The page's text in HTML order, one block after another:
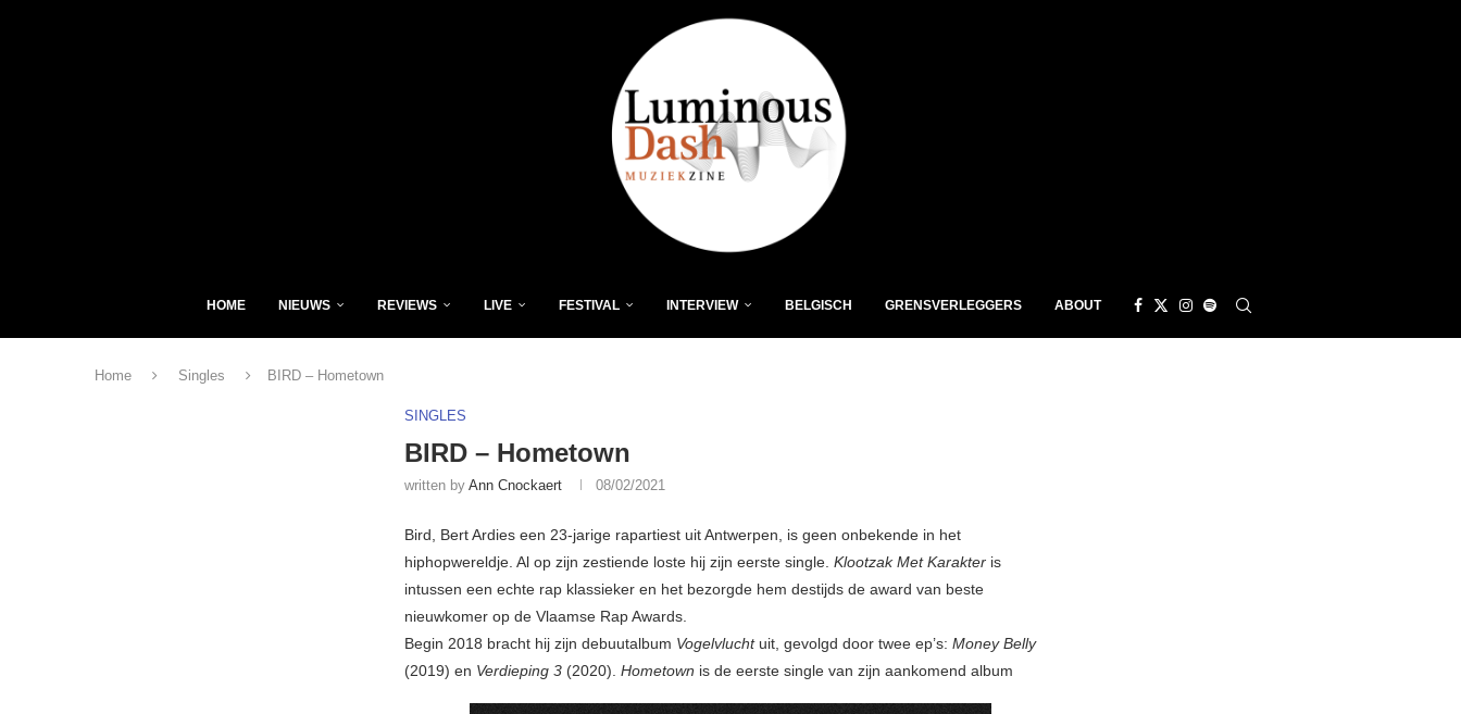
HOME NIEUWS REVIEWS LIVE FESTIVAL INTERVIEW BELGISCH GRENSVERLEGGERS ABOUT
Home Singles BIRD – Hometown
SINGLES
BIRD – Hometown
written by Ann Cnockaert 08/02/2021
Bird, Bert Ardies een 23-jarige rapartiest uit Antwerpen, is geen onbekende in het
hiphopwereldje. Al op zijn zestiende loste hij zijn eerste single. Klootzak Met Karakter is
intussen een echte rap klassieker en het bezorgde hem destijds de award van beste
nieuwkomer op de Vlaamse Rap Awards.
Begin 2018 bracht hij zijn debuutalbum Vogelvlucht uit, gevolgd door twee ep’s: Money Belly
(2019) en Verdieping 3 (2020). Hometown is de eerste single van zijn aankomend album